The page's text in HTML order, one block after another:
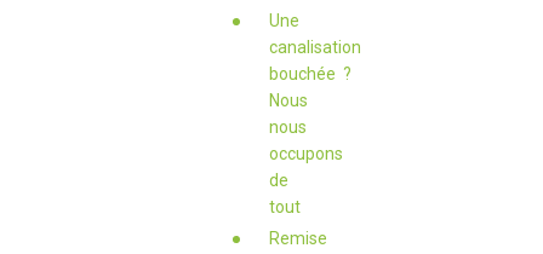
Une
canalisation
bouchée ?
Nous
nous
occupons
de
tout
Remise